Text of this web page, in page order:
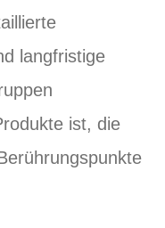
langfristige
ist, die